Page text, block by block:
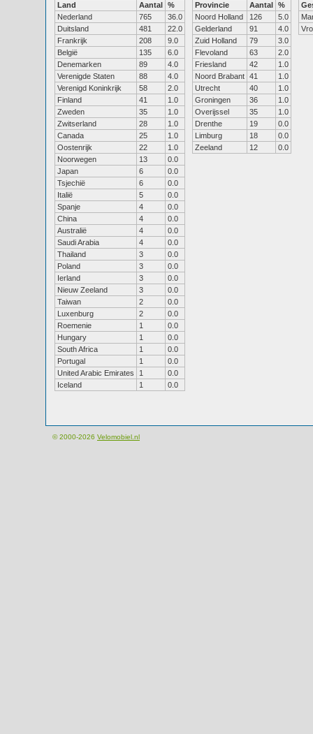
Land Aantal %
Nederland
765
36.0
Duitsland
481
22.0
Frankrijk
208
9.0
België
135
6.0
Denemarken
89
4.0
Verenigde Staten
88
4.0
Verenigd Koninkrijk
58
2.0
Finland
41
1.0
Zweden
35
1.0
Zwitserland
28
1.0
Canada
25
1.0
Oostenrijk
22
1.0
Noorwegen
13
0.0
Japan
6
0.0
Tsjechië
6
0.0
Italië
5
0.0
Spanje
4
0.0
China
4
0.0
Australië
4
0.0
Saudi Arabia
4
0.0
Thailand
3
0.0
Poland
3
0.0
Ierland
3
0.0
Nieuw Zeeland
3
0.0
Taiwan
2
0.0
Luxenburg
2
0.0
Roemenie
1
0.0
Hungary
1
0.0
South Africa
1
0.0
Portugal
1
0.0
United Arabic Emirates
1
0.0
Iceland
1 0.0
Provincie Aantal %
Noord Holland
126
5.0
Gelderland
91
4.0
Zuid Holland
79
3.0
Flevoland
63
2.0
Friesland
42
1.0
Noord Brabant 41
1.0
Utrecht
40
1.0
Groningen
36
1.0
Overijssel
35
1.0
Drenthe
19
0.0
Limburg
18
0.0
Zeeland
12 0.0
© 2000-2026 Velomobiel.nl